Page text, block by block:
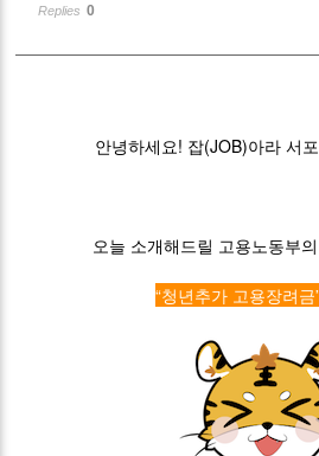
Replies 0
안녕하세요! 잡(JOB)아라 서
오늘 소개해드릴 고용노동부
“청년추가 고용장려금
Sketchbook5, 스